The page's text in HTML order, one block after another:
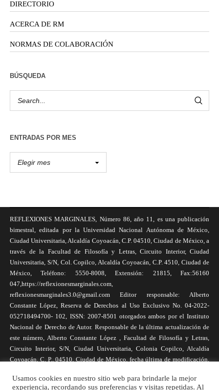
DIRECTORIO
ACERCA DE RM
NORMAS DE COLABORACIÓN
BÚSQUEDA
ENTRADAS POR MES
REFLEXIONES MARGINALES, Número 86, año 11, es una publicación
bimestral, editada por la Universidad Nacional Autónoma de México,
Ciudad Universitaria, Alcaldía Coyoacán, C.P. 04510, Ciudad de México, a
través de la Facultad de Filosofía y Letras, Circuito Interior, Ciudad
Universitaria, S/N, Col. Copilco, Alcaldía Coyoacán, C.P. 4510, Ciudad de
México, Teléfono: 5550-8008, Extensión: 21815, Fax:56160
047,https://reflexionesmarginales.com,
reflexionesmarginales3.0@gmail.com Editor responsable: Alberto
Constante López, Reserva de Derechos al Uso Exclusivo No. 04-2022-
052718494700- 102, ISSN: 2007-8501 otorgados ambos por el Instituto
Nacional de Derecho de Autor. Responsable de la última actualización de
este número, Alberto Constante López , Facultad de Filosofía y Letras,
Circuito Interior, S/N, Ciudad Universitaria, Colonia Copilco, Alcaldía
Coyoacán, C. P., 04510, Ciudad de México, fecha última de modificación,
necesariamente reflejan la postura de la revista, ni de Universidad Nacional
Usamos cookies en nuestro sitio web para brindarle la mejor
experiencia, recordando sus preferencias y visitas repetidas. Al